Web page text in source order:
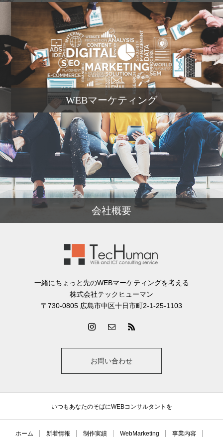
WEBマーケティング
会社概要
一緒にちょっと先のWEBマーケティングを考える
株式会社テックヒューマン
〒730-0805 広島市中区十日市町2-1-25-1103
お問い合わせ
いつもあなたのそばにWEBコンサルタントを
ホーム 新着情報 制作実績 WebMarketing 事業内容